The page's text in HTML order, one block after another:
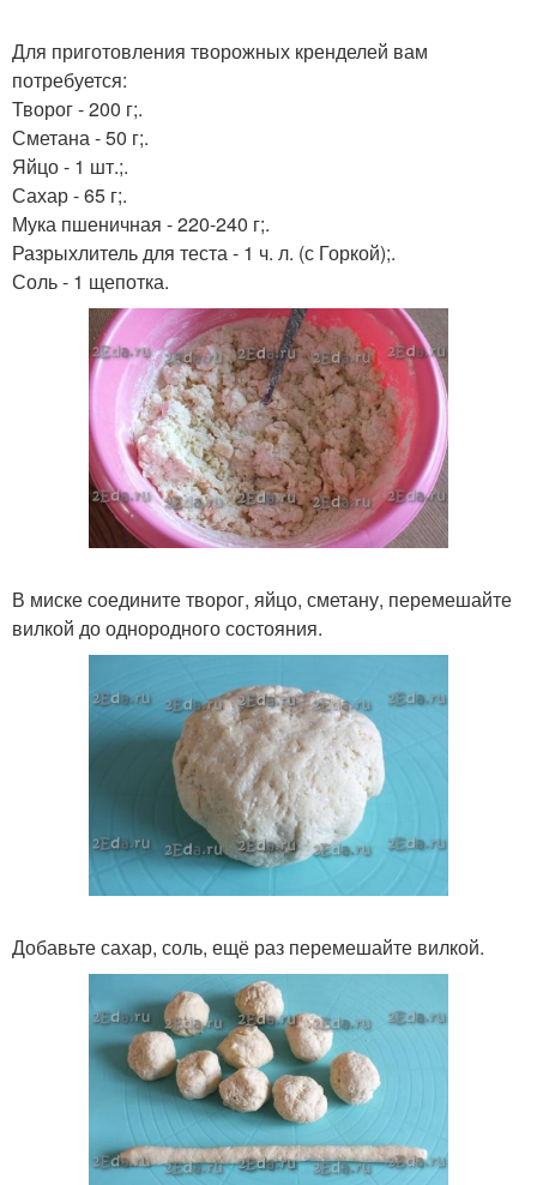
Для приготовления творожных кренделей вам
потребуется:
Творог - 200 г;.
Сметана - 50 г;.
Яйцо - 1 шт.;.
Сахар - 65 г;.
Мука пшеничная - 220-240 г;.
Разрыхлитель для теста - 1 ч. л. (с Горкой);.
Соль - 1 щепотка.
В миске соедините творог, яйцо, сметану, перемешайте
вилкой до однородного состояния.
Добавьте сахар, соль, ещё раз перемешайте вилкой.